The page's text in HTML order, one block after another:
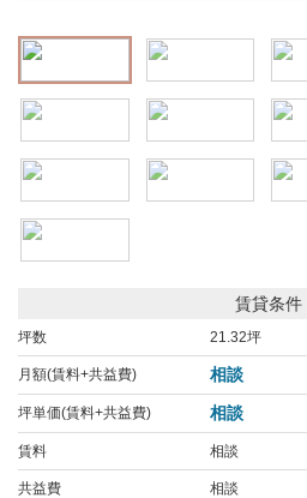
賃貸条件
坪数 21.32坪
月額(賃料+共益費) 相談
坪単価(賃料+共益費) 相談
賃料 相談
共益費 相談